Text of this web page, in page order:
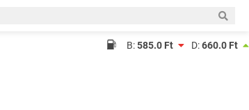
B:585.0 Ft D:660.0 Ft